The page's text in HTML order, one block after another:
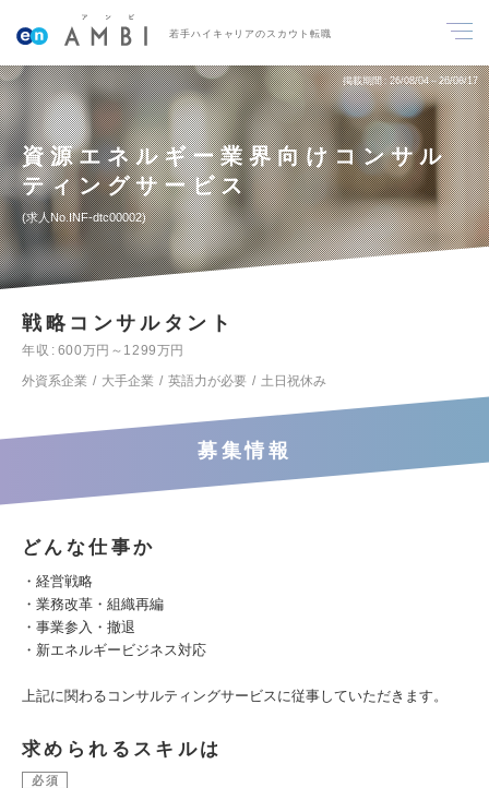
若手ハイキャリアのスカウト転職
掲載期間 26/08/04～26/08/17
資源エネルギー業界向けコンサル
ティングサービス
求人No.INF-dtc00002
戦略コンサルタント
年収
600万円～1299万円
外資系企業
大手企業 英語力が必要 土日祝休み
募集情報
どんな仕事か
・経営戦略
・業務改革・組織再編
・事業参入・撤退
・新エネルギービジネス対応
上記に関わるコンサルティングサービスに従事していただきます。
求められるスキルは
必須